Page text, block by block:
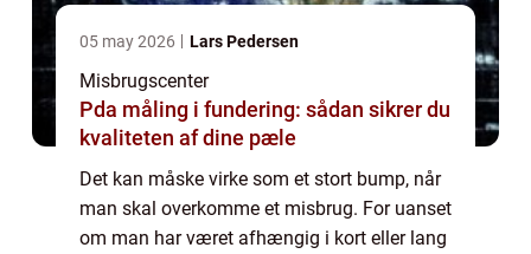
05 may 2026 Lars Pedersen
Misbrugscenter
Pda måling i fundering: sådan sikrer du
kvaliteten af dine pæle
Det kan måske virke som et stort bump, når
man skal overkomme et misbrug. For uanset
om man har været afhængig i kort eller lang